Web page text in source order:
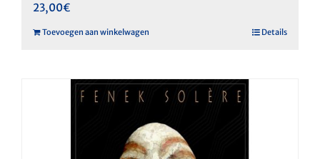
23,00€
Toevoegen aan winkelwagen Details